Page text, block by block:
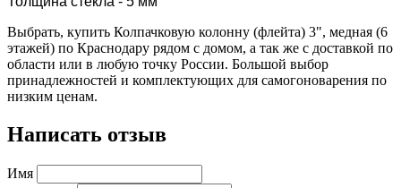
Выбрать, купить Колпачковую колонну (флейта) 3", медная (6
этажей) по Краснодару рядом с домом, а так же с доставкой по
области или в любую точку России. Большой выбор
принадлежностей и комплектующих для самогоноварения по
низким ценам.
Написать отзыв
Имя